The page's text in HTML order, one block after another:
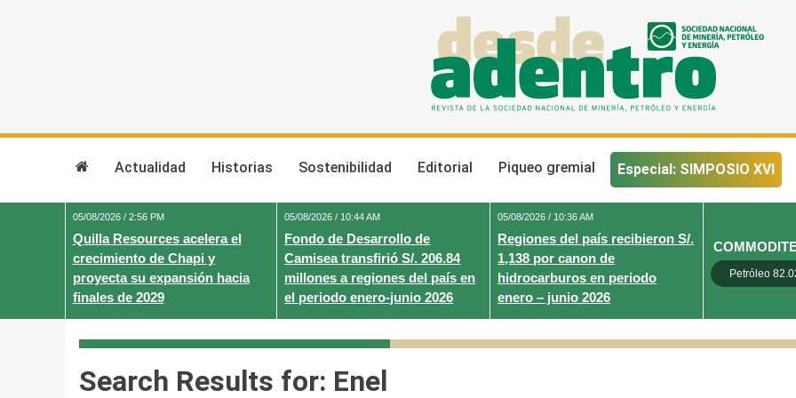
Actualidad Historias Sostenibilidad Editorial Piqueo gremial Especial: SIMPOSIO XVI
05/08/2026 / 2:56 PM
Quilla Resources acelera el
crecimiento de Chapi y
proyecta su expansión hacia
finales de 2029
05/08/2026 / 10:44 AM
Fondo de Desarrollo de
Camisea transfirió S/. 206.84
millones a regiones del país en
el periodo enero-junio 2026
05/08/2026 / 10:36 AM
Regiones del país recibieron S/.
1,138 por canon de
hidrocarburos en periodo
enero – junio 2026
Petróleo
Search Results for: Enel